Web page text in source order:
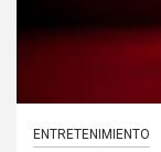
ENTRETENIMIENTO